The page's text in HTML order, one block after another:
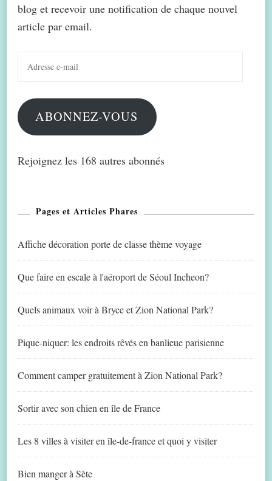
blog et recevoir une notification de chaque nouvel
article par email.
mail
ABONNEZ-VOUS
Rejoignez les 168 autres abonnés
Pages et Articles Phares
Affiche décoration porte de classe thème voyage
Que faire en escale à l'aéroport de Séoul Incheon?
Quels animaux voir à Bryce et Zion National Park?
Pique-niquer: les endroits rêvés en banlieue parisienne
Comment camper gratuitement à Zion National Park?
Sortir avec son chien en île de France
Les 8 villes à visiter en île-de-france et quoi y visiter
Bien manger à Sète